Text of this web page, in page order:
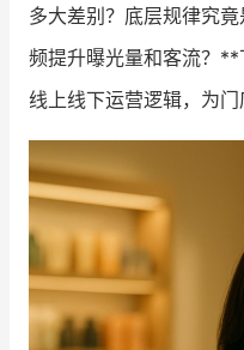
私域课程
增长俱乐部
商家社区
合作共进
入驻有赞
多大差别？底层规律究
频提升曝光量和客流？
线上线下运营逻辑，为门